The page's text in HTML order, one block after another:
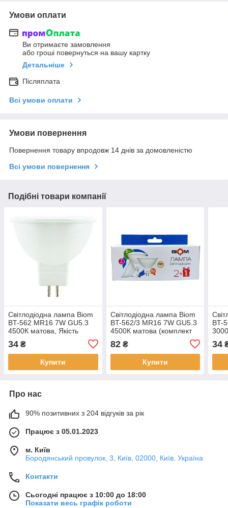
Умови оплати
Ви отримаєте замовлення
або гроші повернуться на вашу картку
Детальніше
Післяплата
Всі умови оплати
Умови повернення
Повернення товару впродовж 14 днів за домовленістю
Всі умови повернення
Подібні товари компанії
Світлодіодна лампа Biom
BT-562 MR16 7W GU5.3
4500К матова, Якість
34 ₴
Купити
Світлодіодна лампа Biom
BT-562/3 MR16 7W GU5.3
4500К матова (комплект
82₴
Купити
BT-
34
Про нас
90% позитивних з 204 відгуків за рік
Працює з 05.01.2023
м. Київ
Бородянський провулок, 3, Київ, 02000, Київ, Україна
Контакти
Сьогодні працює з 10:00 до 18:00
Показати весь графік роботи